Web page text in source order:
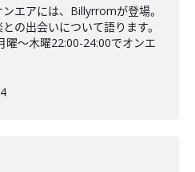
エアには、Billyrromが登場。
の出会いについて語ります。
曜～木曜22:00-24:00でオンエ